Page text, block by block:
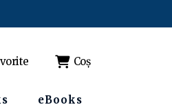
Coș
eBooks